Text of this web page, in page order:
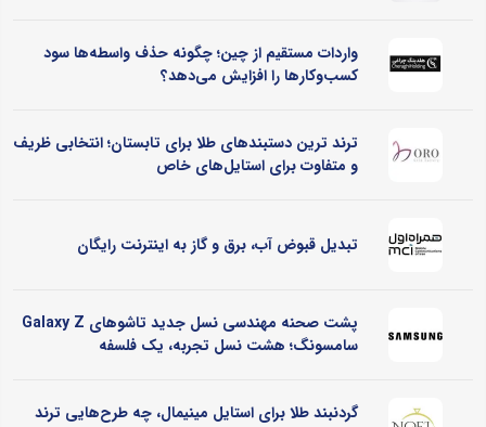
واردات مستقیم از چین؛ چگونه حذف واسطه‌ها سود
کسب‌وکارها را افزایش می‌دهد؟
ترند ترین دستبندهای طلا برای تابستان؛ انتخابی ظریف
و متفاوت برای استایل‌های خاص
تبدیل قبوض آب، برق و گاز به اینترنت رایگان
پشت صحنه مهندسی نسل جدید تاشوهای Galaxy Z
سامسونگ؛ هشت نسل تجربه، یک فلسفه
گردنبند طلا برای استایل مینیمال، چه طرح‌هایی ترند